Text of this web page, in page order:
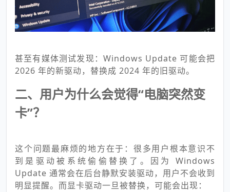
甚至有媒体测试发现：Windows Update 可能会把
2026 年的新驱动，替换成 2024 年的旧驱动。
二、用户为什么会觉得“电脑突然变
卡”？
这个问题最麻烦的地方在于：很多用户根本意识不
到是驱动被系统偷偷替换了。因为 Windows
Update 通常会在后台静默安装驱动，用户不会收到
明显提醒。而显卡驱动一旦被替换，可能会出现：